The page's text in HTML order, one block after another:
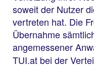
soweit der Nutzer
vertreten hat. Die
Übernahme
angemessener
TUI.at bei der